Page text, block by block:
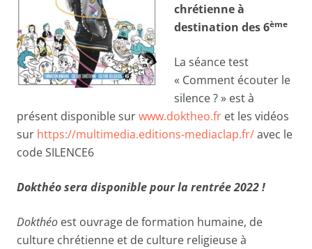
chrétienne à
destination des 6ème
La séance test
« Comment écouter le
silence ? » est à
présent disponible surwww.doktheo.fr et les vidéos
sur https://multimedia.editions-mediaclap.fr/avec le
code SILENCE6
Dokthéo sera disponible pour la rentrée 2022 !
Dokthéo est ouvrage de formation humaine, de
culture chrétienne et de culture religieuse à